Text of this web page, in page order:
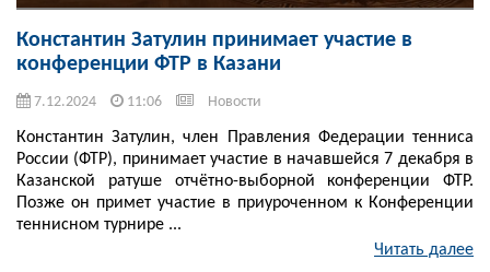
Константин Затулин принимает участие в
конференции ФТР в Казани
7.12.2024 11:06 Новости
Константин Затулин, член Правления Федерации тенниса
России (ФТР), принимает участие в начавшейся 7 декабря в
Казанской ратуше отчётно-выборной конференции ФТР.
Позже он примет участие в приуроченном к Конференции
теннисном турнире ...
Читать далее